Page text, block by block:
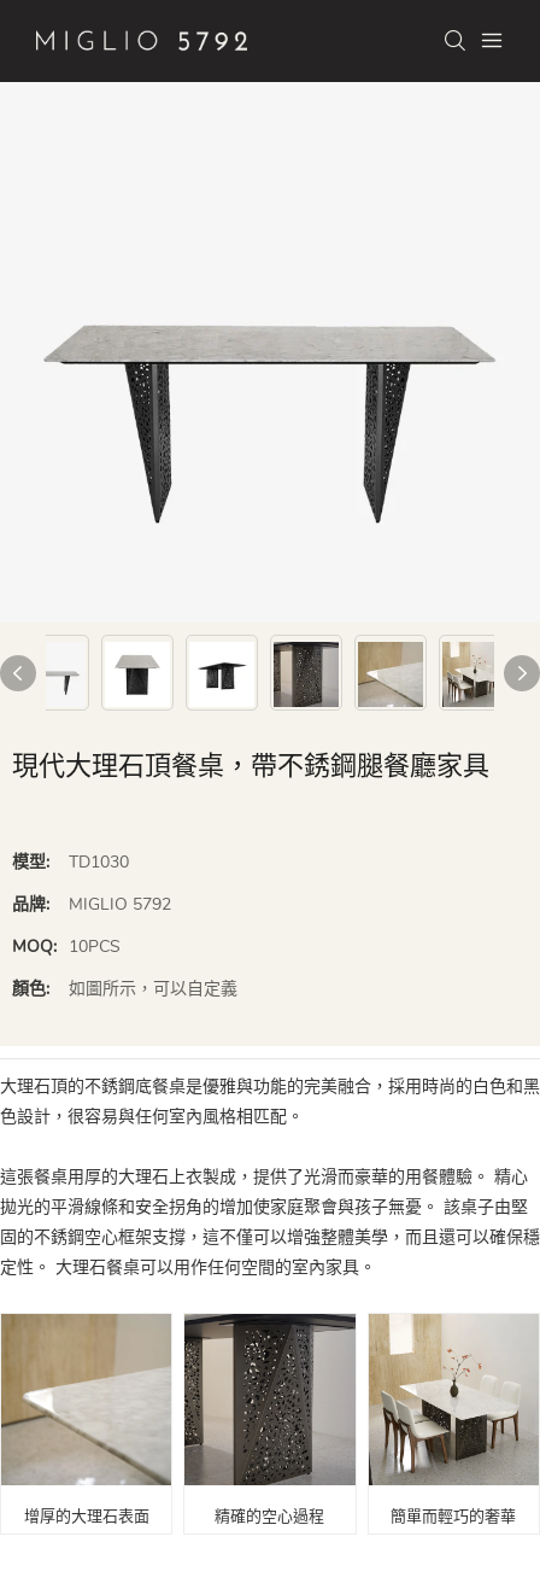
現代大理石頂餐桌，帶不銹鋼腿餐廳家具
模型:
TD1030
品牌:
MIGLIO 5792
MOQ:
10PCS
顏色:
如圖所示，可以自定義
大理石頂的不銹鋼底餐桌是優雅與功能的完美融合，採用時尚的白色和黑
色設計，很容易與任何室內風格相匹配。
這張餐桌用厚的大理石上衣製成，提供了光滑而豪華的用餐體驗。 精心
拋光的平滑線條和安全拐角的增加使家庭聚會與孩子無憂。 該桌子由堅
固的不銹鋼空心框架支撐，這不僅可以增強整體美學，而且還可以確保穩
定性。 大理石餐桌可以用作任何空間的室內家具。
增厚的大理石表面 精確的空心過程 簡單而輕巧的奢華